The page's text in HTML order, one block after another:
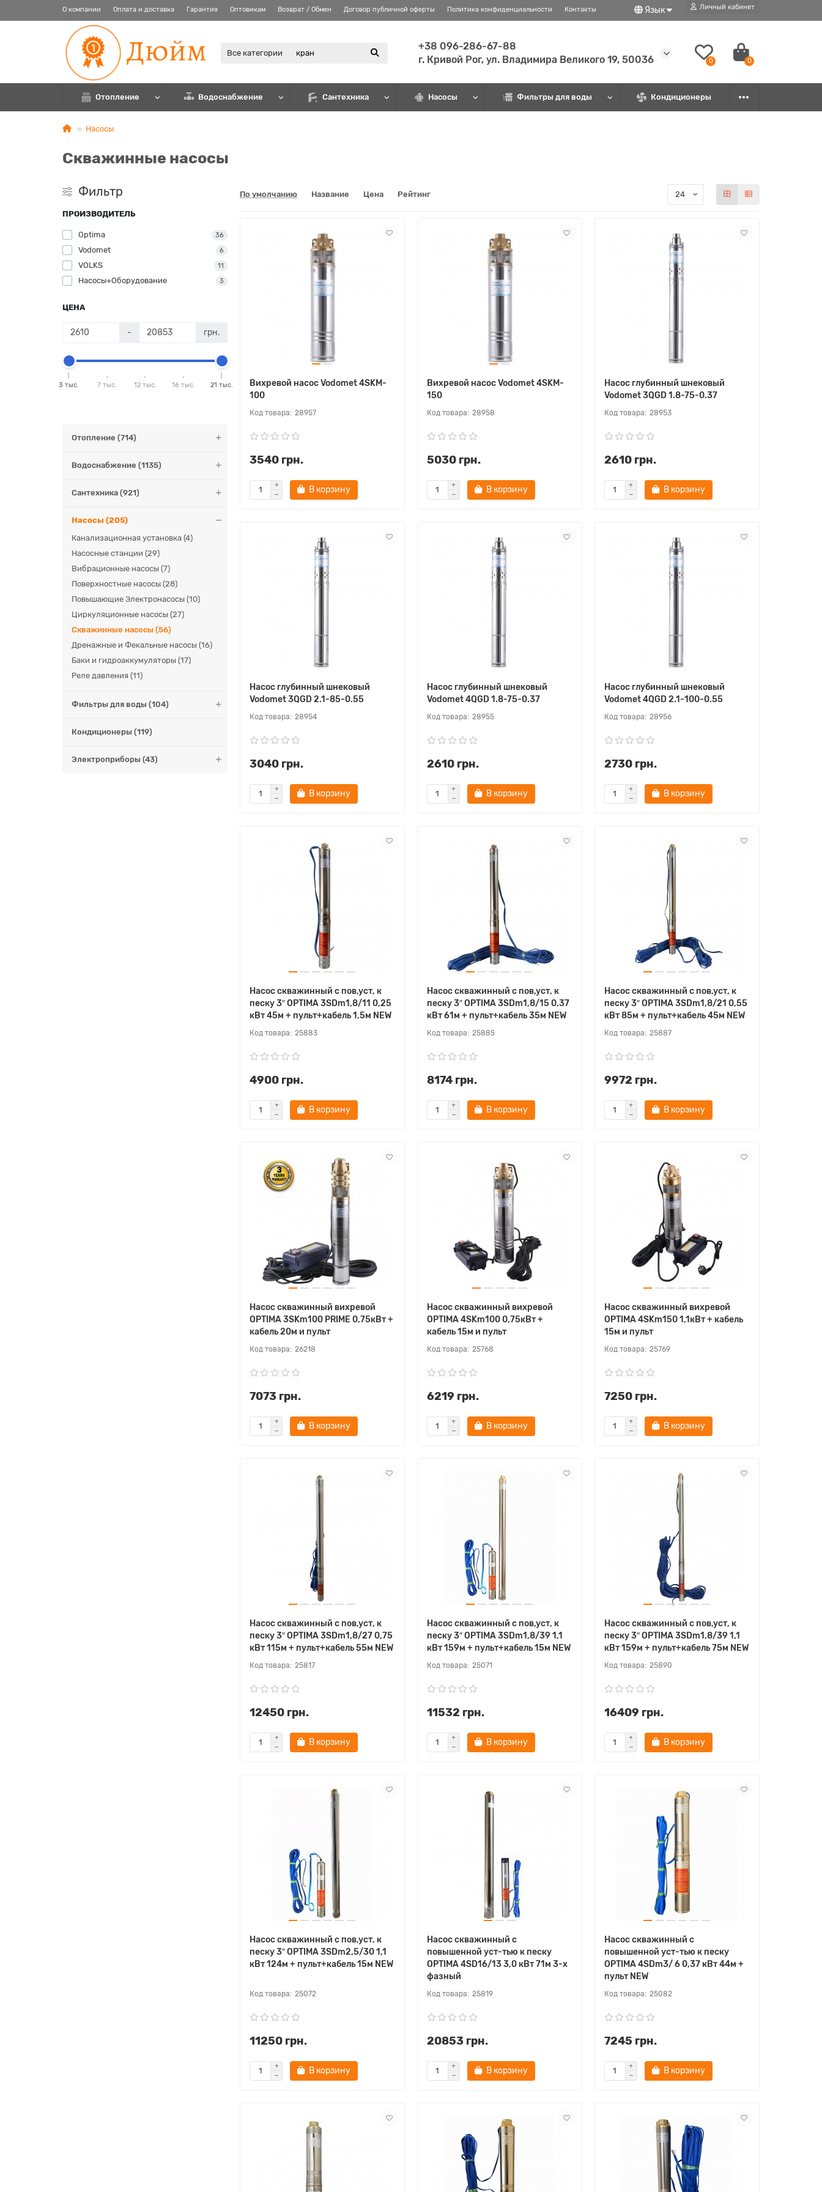
О компании Оплата и доставка Гарантия Оптовикам Возврат / Обмен Договор публичной оферты Политика конфиденциальности Контакты Язык Личный кабинет
Все категории
+38 096-286-67-88
г. Кривой Рог, ул. Владимира Великого 19, 50036
0 0
Отопление Водоснабжение Сантехника Насосы Фильтры для воды Кондиционеры
Насосы
Скважинные насосы
Фильтр
ПРОИЗВОДИТЕЛЬ
Optima 36
Vodomet 6
VOLKS 11
Насосы+Оборудование 3
ЦЕНА
- грн.
3 тыс. 7 тыс. 12 тыс. 16 тыс. 21 тыс.
Отопление (714)
Водоснабжение (1135)
Сантехника (921)
Насосы (205)
Канализационная установка (4)
Насосные станции (29)
Вибрационные насосы (7)
Поверхностные насосы (28)
Повышающие Электронасосы (10)
Циркуляционные насосы (27)
Скважинные насосы (56)
Дренажные и Фекальные насосы (16)
Баки и гидроаккумуляторы (17)
Реле давления (11)
Фильтры для воды (104)
Кондиционеры (119)
Электроприборы (43)
По умолчанию Название Цена Рейтинг
Вихревой насос Vodomet 4SKM-
100
28957
3540 грн.
В корзину
Вихревой насос Vodomet 4SKM-
150
28958
5030 грн.
В корзину
Насос глубинный шнековый
Vodomet 3QGD 1.8-75-0.37
28953
2610 грн.
В корзину
Насос глубинный шнековый
Vodomet 3QGD 2.1-85-0.55
28954
3040 грн.
В корзину
Насос глубинный шнековый
Vodomet 4QGD 1.8-75-0.37
28955
2610 грн.
В корзину
Насос глубинный шнековый
Vodomet 4QGD 2.1-100-0.55
28956
2730 грн.
В корзину
Насос скважинный с пов,уст, к
песку 3″ OPTIMA 3SDm1,8/11 0,25
кВт 45м + пульт+кабель 1,5м NEW
25883
4900 грн.
В корзину
Насос скважинный с пов,уст, к
песку 3″ OPTIMA 3SDm1,8/15 0,37
кВт 61м + пульт+кабель 35м NEW
25885
8174 грн.
В корзину
Насос скважинный с пов,уст, к
песку 3″ OPTIMA 3SDm1,8/21 0,55
кВт 85м + пульт+кабель 45м NEW
25887
9972 грн.
В корзину
Насос скважинный вихревой
OPTIMA 3SKm100 PRIME 0,75кВт +
кабель 20м и пульт
26218
7073 грн.
В корзину
Насос скважинный вихревой
OPTIMA 4SKm100 0,75кВт +
кабель 15м и пульт
25768
6219 грн.
В корзину
Насос скважинный вихревой
OPTIMA 4SKm150 1,1кВт + кабель
15м и пульт
25769
7250 грн.
В корзину
Насос скважинный с пов,уст, к
песку 3″ OPTIMA 3SDm1,8/27 0,75
кВт 115м + пульт+кабель 55м NEW
25817
12450 грн.
В корзину
Насос скважинный с пов,уст, к
песку 3″ OPTIMA 3SDm1,8/39 1,1
кВт 159м + пульт+кабель 15м NEW
25071
11532 грн.
В корзину
Насос скважинный с пов,уст, к
песку 3″ OPTIMA 3SDm1,8/39 1,1
кВт 159м + пульт+кабель 75м NEW
25890
16409 грн.
В корзину
Насос скважинный с пов,уст, к
песку 3″ OPTIMA 3SDm2,5/30 1,1
кВт 124м + пульт+кабель 15м NEW
25072
11250 грн.
В корзину
Насос скважинный с
повышенной уст-тью к песку
OPTIMA 4SD16/13 3,0 кВт 71м 3-х
фазный
25819
20853 грн.
В корзину
Насос скважинный с
повышенной уст-тью к песку
OPTIMA 4SDm3/ 6 0,37 кВт 44м +
пульт NEW
25082
7245 грн.
В корзину